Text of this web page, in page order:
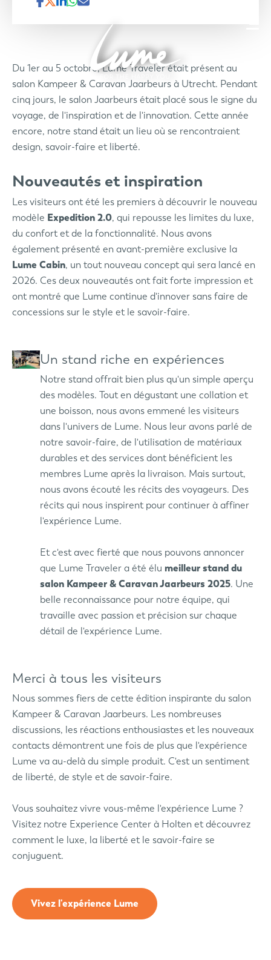
Du 1er au 5 octobre, Lume Traveler était présent au
salon Kampeer & Caravan Jaarbeurs à Utrecht. Pendant
cinq jours, le salon Jaarbeurs était placé sous le signe du
voyage, de l'inspiration et de l'innovation. Cette année
encore, notre stand était un lieu où se rencontraient
design, savoir-faire et liberté.
Nouveautés et inspiration
Les visiteurs ont été les premiers à découvrir le nouveau
modèle Expedition 2.0, qui repousse les limites du luxe,
du confort et de la fonctionnalité. Nous avons
également présenté en avant-première exclusive la
Lume Cabin, un tout nouveau concept qui sera lancé en
2026. Ces deux nouveautés ont fait forte impression et
ont montré que Lume continue d'innover sans faire de
concessions sur le style et le savoir-faire.
Un stand riche en expériences
Notre stand offrait bien plus qu'un simple aperçu
des modèles. Tout en dégustant une collation et
une boisson, nous avons emmené les visiteurs
dans l'univers de Lume. Nous leur avons parlé de
notre savoir-faire, de l'utilisation de matériaux
durables et des services dont bénéficient les
membres Lume après la livraison. Mais surtout,
nous avons écouté les récits des voyageurs. Des
récits qui nous inspirent pour continuer à affiner
l'expérience Lume.
Et c'est avec fierté que nous pouvons annoncer
que Lume Traveler a été élu meilleur stand du
salon Kampeer & Caravan Jaarbeurs 2025. Une
belle reconnaissance pour notre équipe, qui
travaille avec passion et précision sur chaque
détail de l'expérience Lume.
Merci à tous les visiteurs
Nous sommes fiers de cette édition inspirante du salon
Kampeer & Caravan Jaarbeurs. Les nombreuses
discussions, les réactions enthousiastes et les nouveaux
contacts démontrent une fois de plus que l'expérience
Lume va au-delà du simple produit. C'est un sentiment
de liberté, de style et de savoir-faire.
Vous souhaitez vivre vous-même l'expérience Lume ?
Visitez notre Experience Center à Holten et découvrez
comment le luxe, la liberté et le savoir-faire se
conjuguent.
Vivez l'expérience Lume